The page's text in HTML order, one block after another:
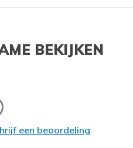
BEKIJKEN
een beoordeling